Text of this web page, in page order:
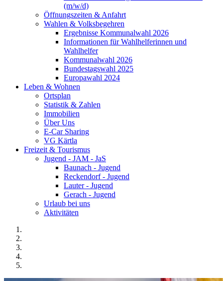
(m/w/d)
Öffnungszeiten & Anfahrt
Wahlen & Volksbegehren
Ergebnisse Kommunalwahl 2026
Informationen für Wahlhelferinnen und
Wahlhelfer
Kommunalwahl 2026
Bundestagswahl 2025
Europawahl 2024
Leben & Wohnen
Ortsplan
Statistik & Zahlen
Immobilien
Über Uns
E-Car Sharing
VG Kärtla
Freizeit & Tourismus
Jugend - JAM - JaS
Baunach - Jugend
Reckendorf - Jugend
Lauter - Jugend
Gerach - Jugend
Urlaub bei uns
Aktivitäten